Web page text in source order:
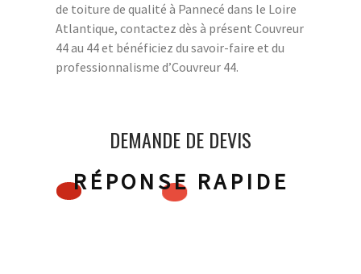
de toiture de qualité à Pannecé dans le Loire
Atlantique, contactez dès à présent Couvreur
44 au 44 et bénéficiez du savoir-faire et du
professionnalisme d’Couvreur 44.
DEMANDE DE DEVIS
RÉPONSE RAPIDE